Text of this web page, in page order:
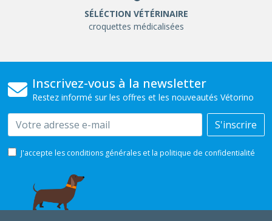
SÉLÉCTION VÉTÉRINAIRE
croquettes médicalisées
Inscrivez-vous à la newsletter
Restez informé sur les offres et les nouveautés Vétorino
Email S'inscrire
J'accepte les conditions générales et la politique de confidentialité